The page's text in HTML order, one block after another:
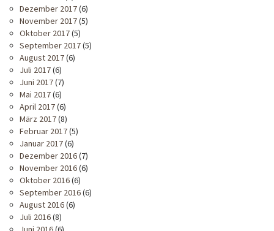
Dezember 2017(6)
November 2017(5)
Oktober 2017(5)
September 2017(5)
August 2017(6)
Juli 2017(6)
Juni 2017(7)
Mai 2017(6)
April 2017(6)
März 2017(8)
Februar 2017(5)
Januar 2017(6)
Dezember 2016(7)
November 2016(6)
Oktober 2016(6)
September 2016(6)
August 2016(6)
Juli 2016(8)